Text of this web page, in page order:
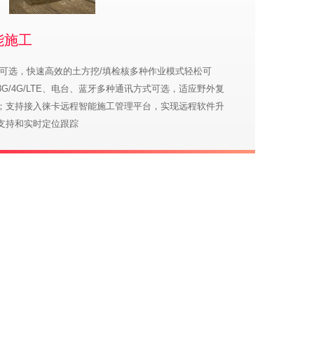
施工
选，快速高效的土方挖/填检核多种作业模式轻松可
4G/LTE、电台、蓝牙多种通讯方式可选，适应野外复
支持接入徕卡远程智能施工管理平台，实现远程软件升
持和实时定位跟踪